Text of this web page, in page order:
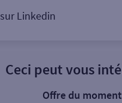
sur Linkedin
Ceci peut vous
Offre du moment